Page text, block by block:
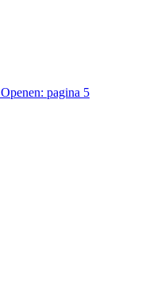
Openen: pagina 5